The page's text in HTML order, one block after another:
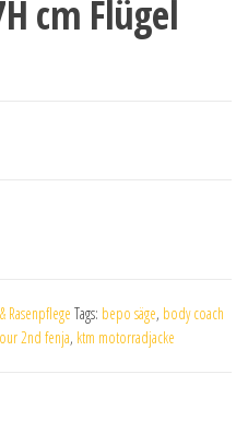
cm Flügel
Rasenpflege Tags: bepo säge, body coach
2nd fenja, ktm motorradjacke